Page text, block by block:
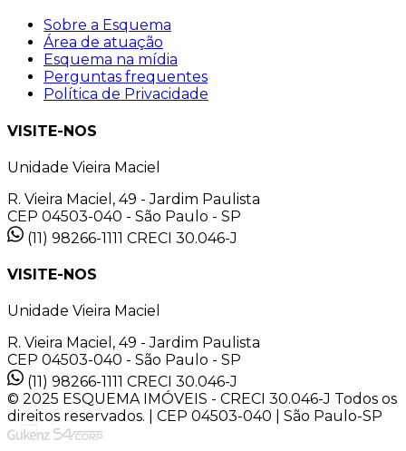
Sobre a Esquema
Área de atuação
Esquema na mídia
Perguntas frequentes
Política de Privacidade
VISITE-NOS
Unidade Vieira Maciel
R. Vieira Maciel, 49 - Jardim Paulista
CEP 04503-040 - São Paulo - SP
(11) 98266-1111 CRECI 30.046-J
VISITE-NOS
Unidade Vieira Maciel
R. Vieira Maciel, 49 - Jardim Paulista
CEP 04503-040 - São Paulo - SP
(11) 98266-1111 CRECI 30.046-J
© 2025 ESQUEMA IMÓVEIS - CRECI 30.046-J Todos os
direitos reservados. | CEP 04503-040 | São Paulo-SP